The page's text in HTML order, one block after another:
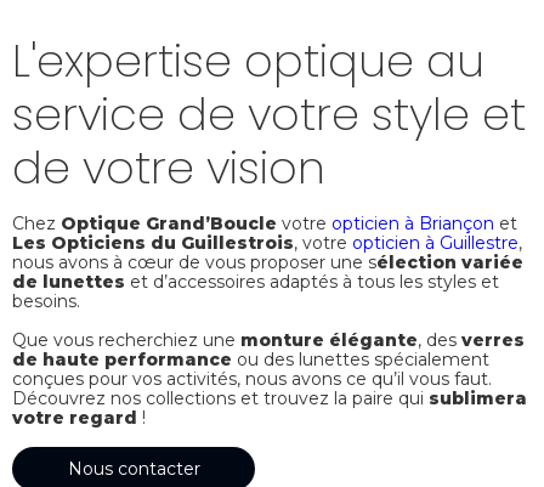
L'expertise optique au
service de votre style et
de votre vision
Chez Optique Grand’Boucle votre opticien à Briançon et
Les Opticiens du Guillestrois, votre opticien à Guillestre,
nous avons à cœur de vous proposer une sélection variée
de lunettes et d’accessoires adaptés à tous les styles et
besoins.
Que vous recherchiez une monture élégante, des verres
de haute performance ou des lunettes spécialement
conçues pour vos activités, nous avons ce qu’il vous faut.
Découvrez nos collections et trouvez la paire qui sublimera
votre regard !
Nous contacter